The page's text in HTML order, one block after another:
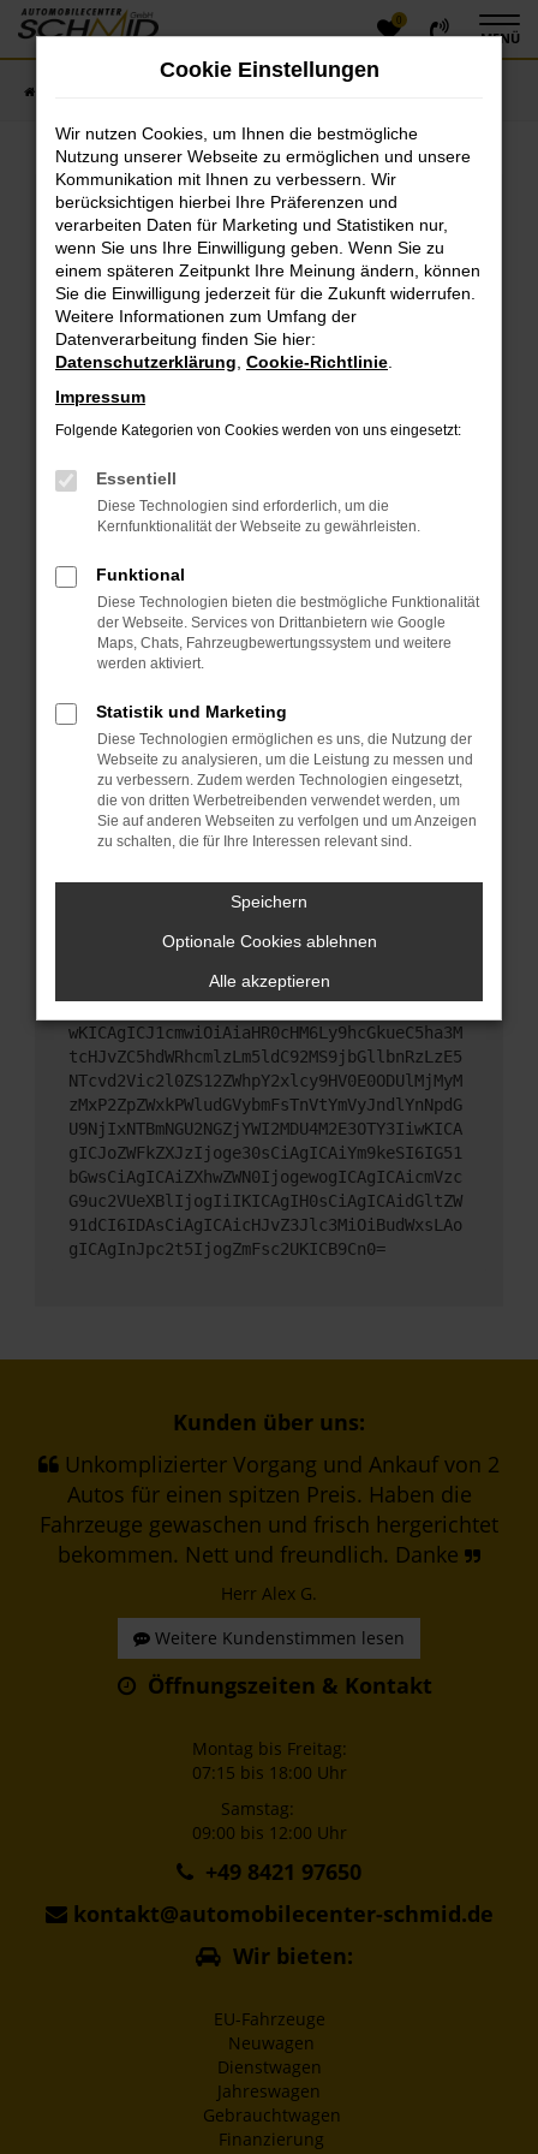
Zum
Hauptinhalt
0
MENÜ
Fehler: Network Error
Beim Laden ist ein Fehler aufgetreten.
Hier sind ein paar Tipps, die dir helfen können:
Überprüfe deine Firewall und deine
Internetverbindung.
Laden andere Webseiten, zum Beispiel deine
Suchmaschine?
Prüfe deine Browsererweiterungen.
das Laden bestimmter Seiten verhindern.
Funktioniert die Seite in einem anderen Browser
oder in einem privaten Fenster?
Das kann manchmal helfen, vorübergehende
Probleme zu beheben.
Stelle sicher, dass dein Browser und dein
Betriebssystem auf dem neuesten Stand sind.
Sicherheitsrisiko, sondern kann auch dazu führen,
dass bestimmte Funktionen nicht mehr
unterstützt werden.
Wende dich an den Webseitenbetreiber.
Wenn du alle oben genannten Schritte versucht
hast, kontaktiere uns bitte. Wir werden versuchen,
das Problem zu beheben. Du kannst uns diesen
Text schicken, um uns bei der Fehlersuche zu
unterstützen:
ewogICJuYW1lIjogIk5ldHdvcmtFcnJvciIsCiAgI
mNvbmZpZyI6IHsKICAgICJtZXRob2QiOiAiR0VUIi
wKICAgICJ1cmwiOiAiaHR0cHM6Ly9hcGkueC5ha3M
tcHJvZC5hdWRhcmlzLm5ldC92MS9jbGllbnRzLzE5
NTcvd2Vic2l0ZS12ZWhpY2xlcy9HV0E0ODUlMjMyM
zMxP2ZpZWxkPWludGVybmFsTnVtYmVyJndlYnNpdG
U9NjIxNTBmNGU2NGZjYWI2MDU4M2E3OTY3IiwKICA
gICJoZWFkZXJzIjoge30sCiAgICAiYm9keSI6IG51
bGwsCiAgICAiZXhwZWN0IjogewogICAgICAicmVzc
G9uc2VUeXBlIjogIiIKICAgIH0sCiAgICAidGltZW
91dCI6IDAsCiAgICAicHJvZ3Jlc3MiOiBudWxsLAo
gICAgInJpc2t5IjogZmFsc2UKICB9Cn0=
Kunden über uns:
Unkomplizierter Vorgang und Ankauf von 2
Autos für einen spitzen Preis. Haben die
Fahrzeuge gewaschen und frisch hergerichtet
bekommen. Nett und freundlich. Danke
Herr Alex G.
Weitere Kundenstimmen lesen
Öffnungszeiten & Kontakt
Montag bis Freitag:
07:15 bis 18:00 Uhr
Samstag:
09:00 bis 12:00 Uhr
+49 8421 97650
kontakt@automobilecenter-schmid.de
Wir bieten:
EU-Fahrzeuge
Neuwagen
Dienstwagen
Jahreswagen
Gebrauchtwagen
Finanzierung
Cookie Einstellungen
Wir nutzen Cookies, um Ihnen die bestmögliche
Nutzung unserer Webseite zu ermöglichen und unsere
Kommunikation mit Ihnen zu verbessern. Wir
berücksichtigen hierbei Ihre Präferenzen und
verarbeiten Daten für Marketing und Statistiken nur,
wenn Sie uns Ihre Einwilligung geben. Wenn Sie zu
einem späteren Zeitpunkt Ihre Meinung ändern, können
Sie die Einwilligung jederzeit für die Zukunft widerrufen.
Weitere Informationen zum Umfang der
Datenverarbeitung finden Sie hier:
Datenschutzerklärung Cookie-Richtlinie
Impressum
Folgende Kategorien von Cookies werden von uns eingesetzt:
Essentiell
Diese Technologien sind erforderlich, um die
Kernfunktionalität der Webseite zu gewährleisten.
Funktional
Diese Technologien bieten die bestmögliche Funktionalität
der Webseite. Services von Drittanbietern wie Google
Maps, Chats, Fahrzeugbewertungssystem und weitere
werden aktiviert.
Statistik und Marketing
Diese Technologien ermöglichen es uns, die Nutzung der
Webseite zu analysieren, um die Leistung zu messen und
zu verbessern. Zudem werden Technologien eingesetzt,
die von dritten Werbetreibenden verwendet werden, um
Sie auf anderen Webseiten zu verfolgen und um Anzeigen
zu schalten, die für Ihre Interessen relevant sind.
Speichern
Optionale Cookies ablehnen
Alle akzeptieren